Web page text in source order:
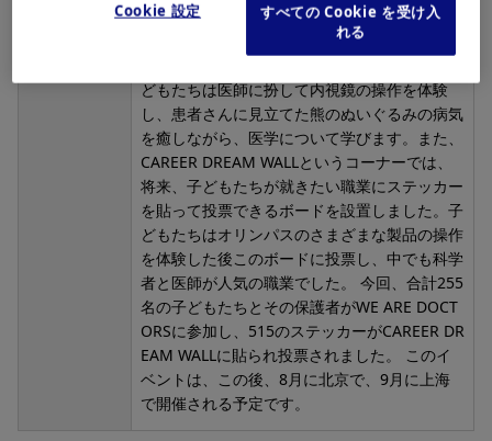
ORSというコーナーでは、オリンパスの内視鏡
製品を操作体験しながら、消化器に関する知識
どもたちは医師に扮して内視鏡の操作を体験
し、患者さんに見立てた熊のぬいぐるみの病気
を癒しながら、医学について学びます。また、
CAREER DREAM WALLというコーナーでは、
将来、子どもたちが就きたい職業にステッカー
を貼って投票できるボードを設置しました。子
どもたちはオリンパスのさまざまな製品の操作
を体験した後このボードに投票し、中でも科学
者と医師が人気の職業でした。 今回、合計255
名の子どもたちとその保護者がWE ARE DOCT
ORSに参加し、515のステッカーがCAREER DR
EAM WALLに貼られ投票されました。 このイ
ベントは、この後、8月に北京で、9月に上海
で開催される予定です。
Cookie 設定
すべての Cookie を受け入
れる